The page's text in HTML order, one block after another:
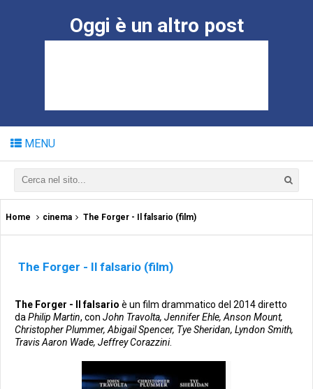
Oggi è un altro post
MENU
Home cinema The Forger - Il falsario (film)
The Forger - Il falsario (film)
The Forger - Il falsario è un film drammatico del 2014 diretto
da Philip Martin, con John Travolta, Jennifer Ehle, Anson Mount,
Christopher Plummer, Abigail Spencer, Tye Sheridan, Lyndon Smith,
Travis Aaron Wade, Jeffrey Corazzini.